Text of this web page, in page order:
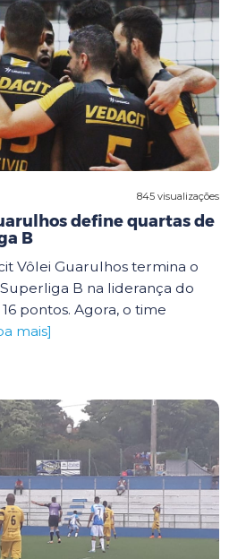
845 visualizações
define quartas de
B
Vôlei Guarulhos termina o
B na liderança do
pontos. Agora, o time
mais]